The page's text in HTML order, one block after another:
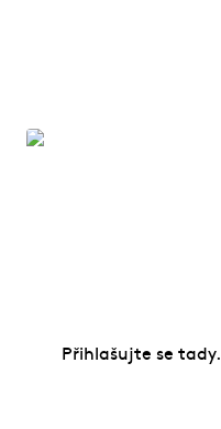
Přihlašujte se tady.